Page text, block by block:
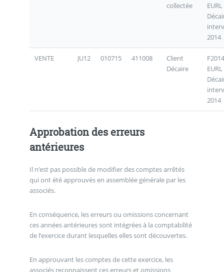
collectée
EURL
2014
VENTE JU12 010715 411008
Client
Décaire
EURL
2014
Approbation des erreurs
antérieures
Il n’est pas possible de modifier des comptes arrêtés
qui ont été approuvés en assemblée générale par les
associés.
En conséquence, les erreurs ou omissions concernant
ces années antérieures sont intégrées à la comptabilité
de l’exercice durant lesquelles elles sont découvertes.
En approuvant les comptes de cette exercice, les
associés reconnaissent ces erreurs et omissions